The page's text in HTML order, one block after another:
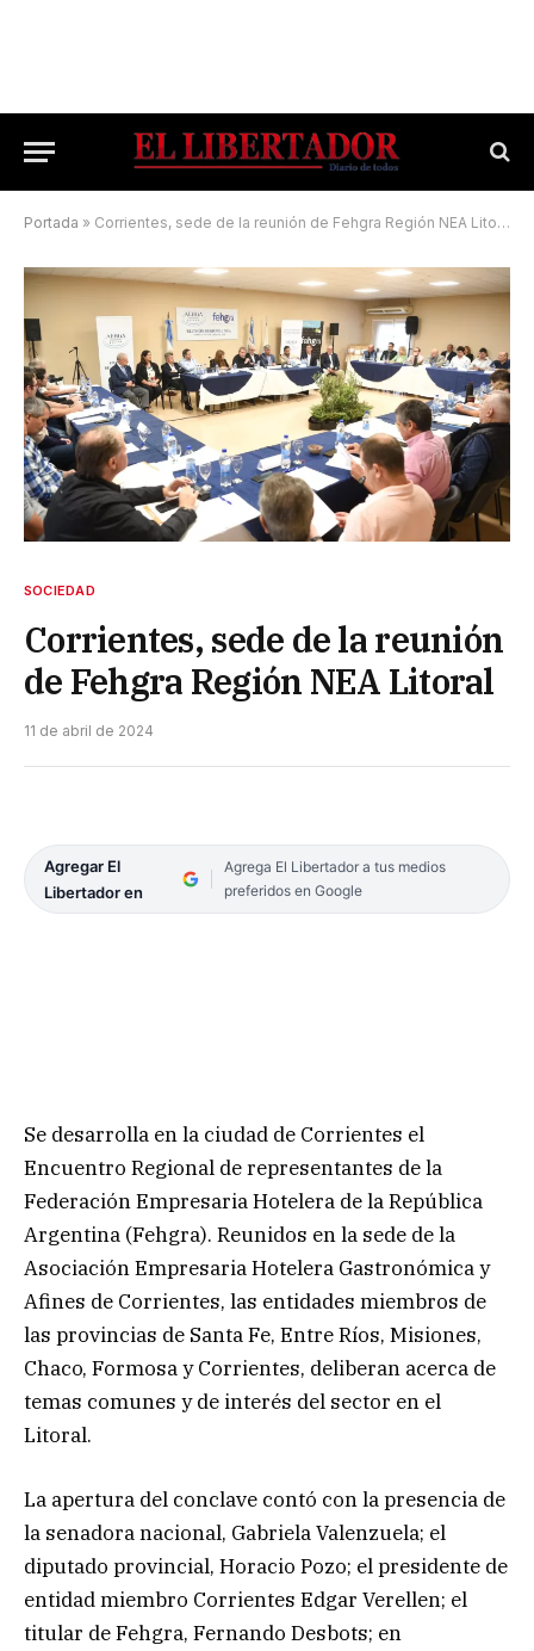
Portada » Corrientes, sede de la reunión de Fehgra Región NEA Litoral
SOCIEDAD
Corrientes, sede de la reunión
de Fehgra Región NEA Litoral
11 de abril de 2024
Agregar El
Libertador en
Agrega El Libertador a tus medios
preferidos en Google
Se desarrolla en la ciudad de Corrientes el
Encuentro Regional de representantes de la
Federación Empresaria Hotelera de la República
Argentina (Fehgra). Reunidos en la sede de la
Asociación Empresaria Hotelera Gastronómica y
Afines de Corrientes, las entidades miembros de
las provincias de Santa Fe, Entre Ríos, Misiones,
Chaco, Formosa y Corrientes, deliberan acerca de
temas comunes y de interés del sector en el
Litoral.
La apertura del conclave contó con la presencia de
la senadora nacional, Gabriela Valenzuela; el
diputado provincial, Horacio Pozo; el presidente de
entidad miembro Corrientes Edgar Verellen; el
titular de Fehgra, Fernando Desbots; en